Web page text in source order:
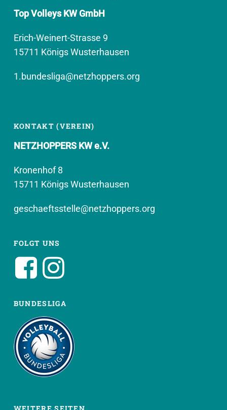
Top Volleys KW GmbH
Erich-Weinert-Strasse 9
15711 Königs Wusterhausen
1.bundesliga@netzhoppers.org
KONTAKT (VEREIN)
NETZHOPPERS KW e.V.
Kronenhof 8
15711 Königs Wusterhausen
geschaeftsstelle@netzhoppers.org
FOLGT UNS
BUNDESLIGA